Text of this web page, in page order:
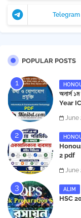
Telegram
POPULAR POSTS
অনার্স
Year
June
2 pdf
June
ALIM
HSC